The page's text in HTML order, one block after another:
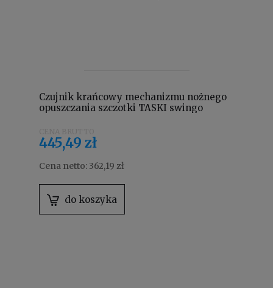
Czujnik krańcowy mechanizmu nożnego
opuszczania szczotki TASKI swingo
445,49 zł
Cena netto: 362,19 zł
do koszyka